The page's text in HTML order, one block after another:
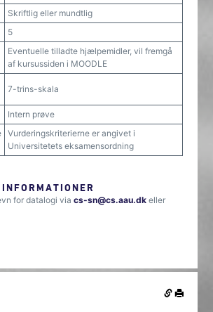
Skriftlig eller mundtlig
5
Eventuelle tilladte hjælpemidler, vil fremgå
af kursussiden i MOODLE
7-trins-skala
Intern prøve
Vurderingskriterierne er angivet i
Universitetets eksamensordning
for datalogi viacs-sn@cs.aau.dk eller